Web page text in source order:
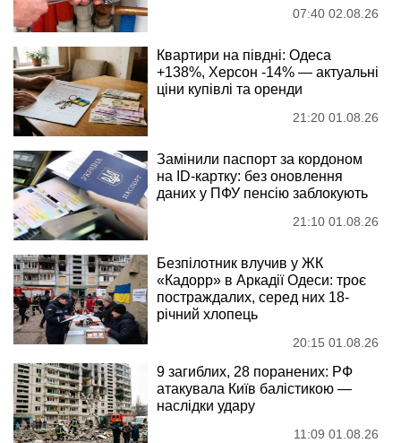
07:40 02.08.26
Квартири на півдні: Одеса
+138%, Херсон -14% — актуальні
ціни купівлі та оренди
21:20 01.08.26
Замінили паспорт за кордоном
на ID-картку: без оновлення
даних у ПФУ пенсію заблокують
21:10 01.08.26
Безпілотник влучив у ЖК
«Кадорр» в Аркадії Одеси: троє
постраждалих, серед них 18-
річний хлопець
20:15 01.08.26
9 загиблих, 28 поранених: РФ
атакувала Київ балістикою —
наслідки удару
11:09 01.08.26